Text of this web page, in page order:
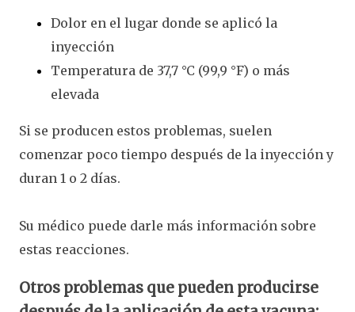
Dolor en el lugar donde se aplicó la
inyección
Temperatura de 37,7 °C (99,9 °F) o más
elevada
Si se producen estos problemas, suelen
comenzar poco tiempo después de la inyección y
duran 1 o 2 días.
Su médico puede darle más información sobre
estas reacciones.
Otros problemas que pueden producirse